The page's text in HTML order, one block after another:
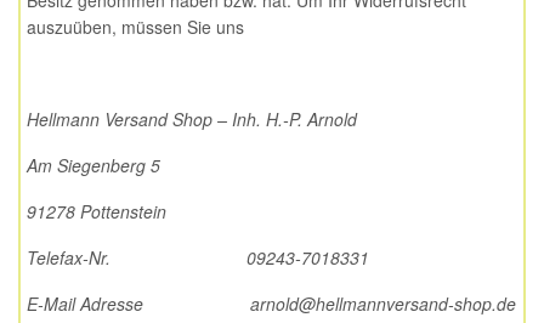
auszuüben, müssen Sie uns
Hellmann Versand Shop – Inh. H.-P. Arnold
Am Siegenberg 5
91278 Pottenstein
Telefax-Nr. 09243-7018331
E-Mail Adresse arnold@hellmannversand-shop.de